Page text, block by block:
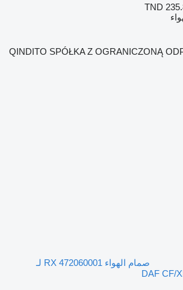
TND
QINDITO SPÓŁKA Z OGRANICZONĄ
صمام الهواء RX 472060001 لـ